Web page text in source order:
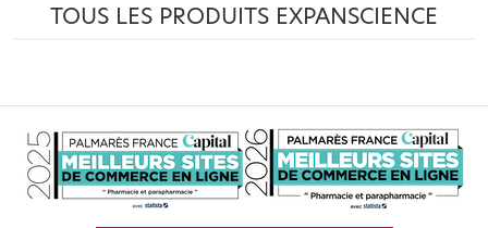
TOUS LES PRODUITS EXPANSCIENCE